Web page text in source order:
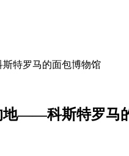
特罗马的面包博物馆
地——科斯特罗马